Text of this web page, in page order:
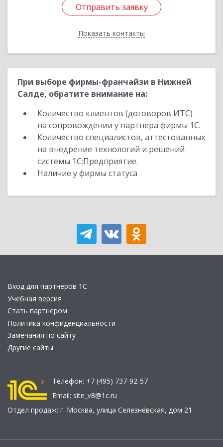
Отправить заявку
Показать контакты
Отправить заявку
Назад
При выборе фирмы-франчайзи в Нижней
Салде, обратите внимание на:
Количество клиентов (договоров ИТС)
на сопровождении у партнера фирмы 1С.
Количество специалистов, аттестованных
на внедрение технологий и решений
системы 1С:Предприятие.
Наличие у фирмы статуса
Вход для партнеров 1С
Учебная версия
Стать партнером
Политика конфиденциальности
Замечания по сайту
Другие сайты
Телефон: +7 (495) 737-92-57
Email: site_v8@1c.ru
Отдел продаж: г. Москва, улица Селезнёвская, дом 21